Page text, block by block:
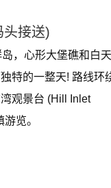
头接送)
，心形大堡礁和白天
特的一整天! 路线环
观景台 (Hill Inlet
览。